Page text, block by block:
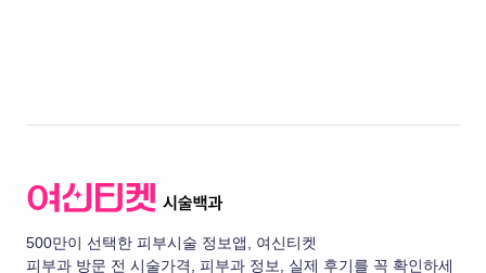
500만이 선택한 피부시술 정보앱, 여신티켓
피부과 방문 전 시술가격, 피부과 정보, 실제 후기를 꼭 확인하세